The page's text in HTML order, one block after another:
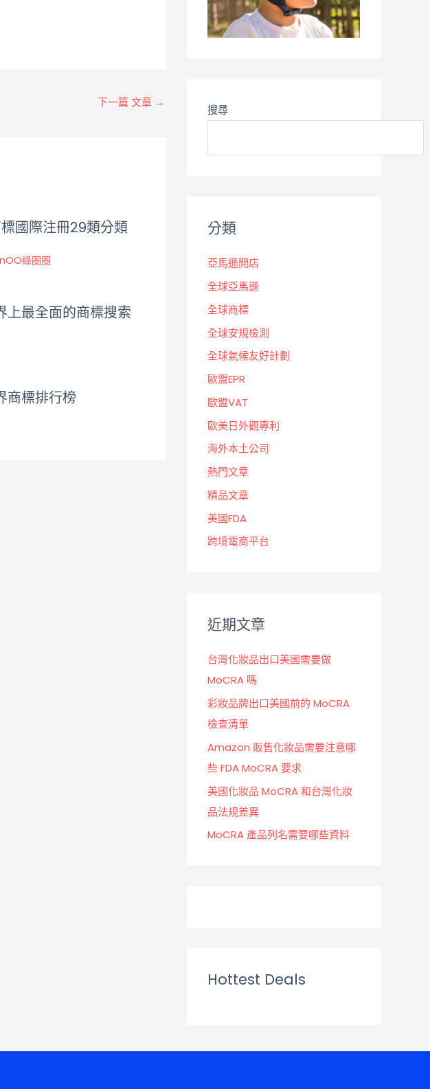
下一篇 文章 →
國際注冊29類分類
綠圈圈
上最全面的商標搜索
商標排行榜
搜尋
分類
亞馬遜開店
全球亞馬遜
全球商標
全球安規檢測
全球氣候友好計劃
歐盟EPR
歐盟VAT
歐美日外觀專利
海外本土公司
熱門文章
精品文章
美國FDA
跨境電商平台
近期文章
台灣化妝品出口美國需要做
MoCRA 嗎
彩妝品牌出口美國前的 MoCRA
檢查清單
Amazon 販售化妝品需要注意哪
些 FDA MoCRA 要求
美國化妝品 MoCRA 和台灣化妝
品法規差異
MoCRA 產品列名需要哪些資料
Hottest Deals